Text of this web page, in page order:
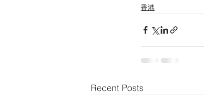
香港
Recent Posts